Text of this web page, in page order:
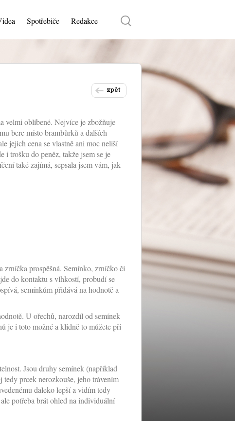
Spotřebiče Redakce
zpět
velmi oblíbené. Nejvíce je zbožňuje
bere místo brambůrků a dalších
jejich cena se vlastně ani moc neliší
i trošku do peněz, takže jsem se je
také zajímá, sepsala jsem vám, jak
zrníčka prospěšná. Semínko, zrníčko či
do kontaktu s vlhkostí, probudí se
semínkům přidává na hodnotě a
U ořechů, narozdíl od semínek
je i toto možné a klidně to můžete při
Jsou druhy semínek (například
prcek nerozkouše, jeho trávením
daleko lepší a vidím tedy
potřeba brát ohled na individuální